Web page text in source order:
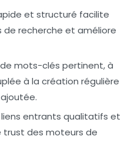
et structuré facilite
de recherche et améliore
mots-clés pertinent, à
à la création régulière
liens entrants qualitatifs et
des moteurs de